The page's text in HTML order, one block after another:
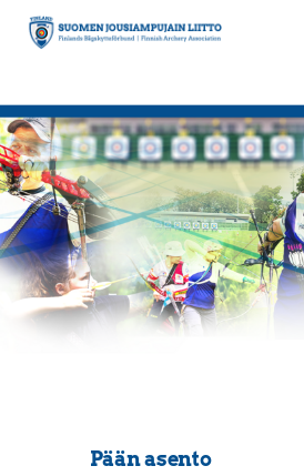
Siirry
sivun
Suomen Jousiampujain Liitto ry
Pään asento